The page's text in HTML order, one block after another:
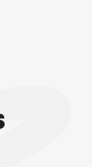
を探す